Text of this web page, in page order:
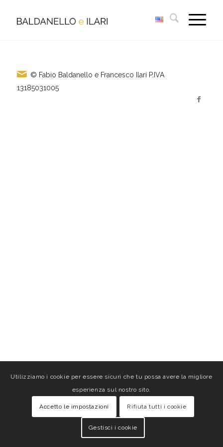
© Fabio Baldanello e Francesco Ilari P.IVA
13185031005
Utilizziamo i cookie per essere sicuri che tu possa avere la migliore
esperienza sul nostro sito.
Accetto le impostazioni Rifiuta tutti i cookie
Gestisci i cookie